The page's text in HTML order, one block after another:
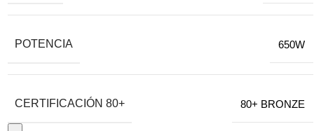
POTENCIA 650W
CERTIFICACIÓN 80+ 80+ BRONZE